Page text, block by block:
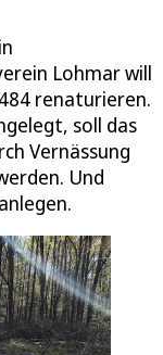
Lohmar will
renaturieren.
soll das
Vernässung
Und